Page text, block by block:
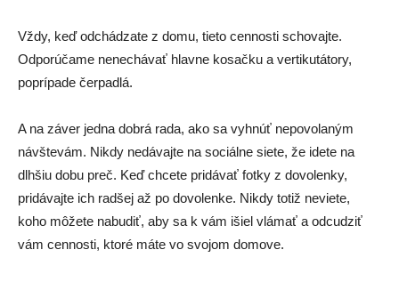
Vždy, keď odchádzate z domu, tieto cennosti schovajte.
Odporúčame nenechávať hlavne kosačku a vertikutátory,
poprípade čerpadlá.
A na záver jedna dobrá rada, ako sa vyhnúť nepovolaným
návštevám. Nikdy nedávajte na sociálne siete, že idete na
dlhšiu dobu preč. Keď chcete pridávať fotky z dovolenky,
pridávajte ich radšej až po dovolenke. Nikdy totiž neviete,
koho môžete nabudiť, aby sa k vám išiel vlámať a odcudziť
vám cennosti, ktoré máte vo svojom domove.